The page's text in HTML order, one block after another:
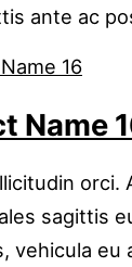
ante ac
Name
orci.
sagittis
vehicula eu